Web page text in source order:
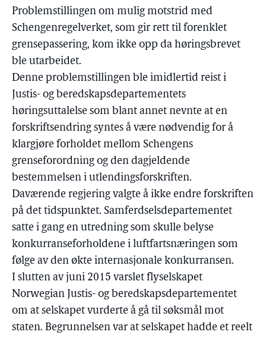
Problemstillingen om mulig motstrid med
Schengenregelverket, som gir rett til forenklet
grensepassering, kom ikke opp da høringsbrevet
ble utarbeidet.
Denne problemstillingen ble imidlertid reist i
Justis- og beredskapsdepartementets
høringsuttalelse som blant annet nevnte at en
forskriftsendring syntes å være nødvendig for å
klargjøre forholdet mellom Schengens
grenseforordning og den dagjeldende
bestemmelsen i utlendingsforskriften.
Daværende regjering valgte å ikke endre forskriften
på det tidspunktet. Samferdselsdepartementet
satte i gang en utredning som skulle belyse
konkurranseforholdene i luftfartsnæringen som
følge av den økte internasjonale konkurransen.
I slutten av juni 2015 varslet flyselskapet
Norwegian Justis- og beredskapsdepartementet
om at selskapet vurderte å gå til søksmål mot
staten. Begrunnelsen var at selskapet hadde et reelt